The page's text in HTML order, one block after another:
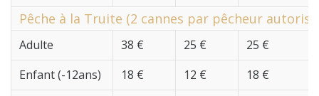
Pêche à la Truite (2 cannes par pêcheur
Adulte 38 € 25 €
25 €
Enfant (-12ans)
18 € 12 €
18 €